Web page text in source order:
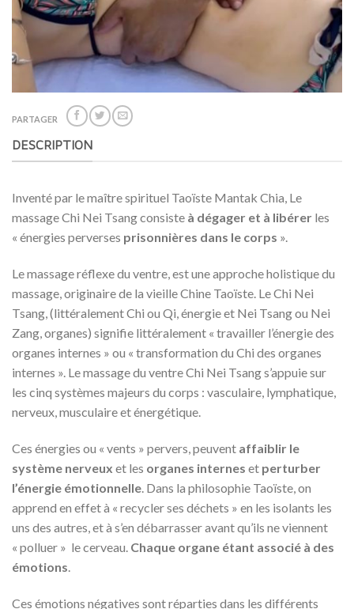
PARTAGER
DESCRIPTION
Inventé par le maître spirituel Taoïste Mantak Chia, Le
massage Chi Nei Tsang consiste à dégager et à libérer les
« énergies perverses prisonnières dans le corps ».
Le massage réflexe du ventre, est une approche holistique du
massage, originaire de la vieille Chine Taoïste. Le Chi Nei
Tsang, (littéralement Chi ou Qi, énergie et Nei Tsang ou Nei
Zang, organes) signifie littéralement « travailler l’énergie des
organes internes » ou « transformation du Chi des organes
internes ». Le massage du ventre Chi Nei Tsang s’appuie sur
les cinq systèmes majeurs du corps : vasculaire, lymphatique,
nerveux, musculaire et énergétique.
Ces énergies ou « vents » pervers, peuvent affaiblir le
système nerveux et les organes internes et perturber
l’énergie émotionnelle . Dans la philosophie Taoïste, on
apprend en effet à « recycler ses déchets » en les isolants les
uns des autres, et à s’en débarrasser avant qu’ils ne viennent
« polluer » le cerveau. Chaque organe étant associé à des
émotions
Ces émotions négatives sont réparties dans les différents